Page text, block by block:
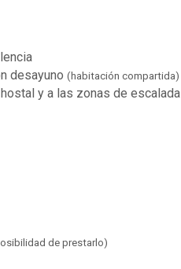
desayuno (habitación compartida)
y a las zonas de escalada
de prestarlo)